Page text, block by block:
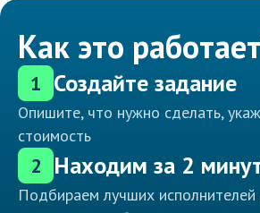
Как это
1 Создайте задание
Опишите, что нужно сделать,
стоимость
2 Находим за 2
Подбираем лучших